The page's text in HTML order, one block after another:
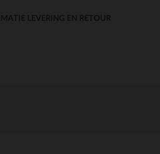
LEVERING EN RETOUR